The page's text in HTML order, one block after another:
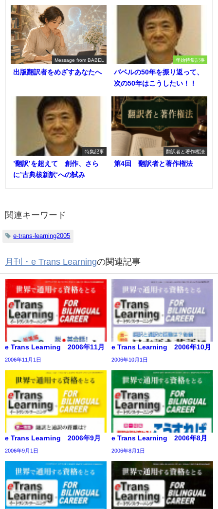
Message from BABEL
出版翻訳者をめざすあなたへ
年始特集記事
バベルの50年を振り返って、
次の50年はこうしたい！！
特集記事
’翻訳’を超えて 創作、さら
に’古典核新訳‘への試み
翻訳者と著作権法
第4回 翻訳者と著作権法
関連キーワード
e-trans-learning2005
月刊・e Trans Learningの関連記事
e Trans Learning 2006年11月
2006年11月1日
e Trans Learning 2006年10月
2006年10月1日
e Trans Learning 2006年9月
2006年9月1日
e Trans Learning 2006年8月
2006年8月1日